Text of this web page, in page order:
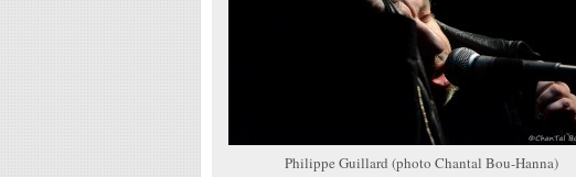
Philippe Guillard (photo Chantal Bou-Hanna)